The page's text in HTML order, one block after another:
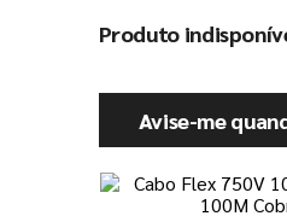
Produto
Avise-me